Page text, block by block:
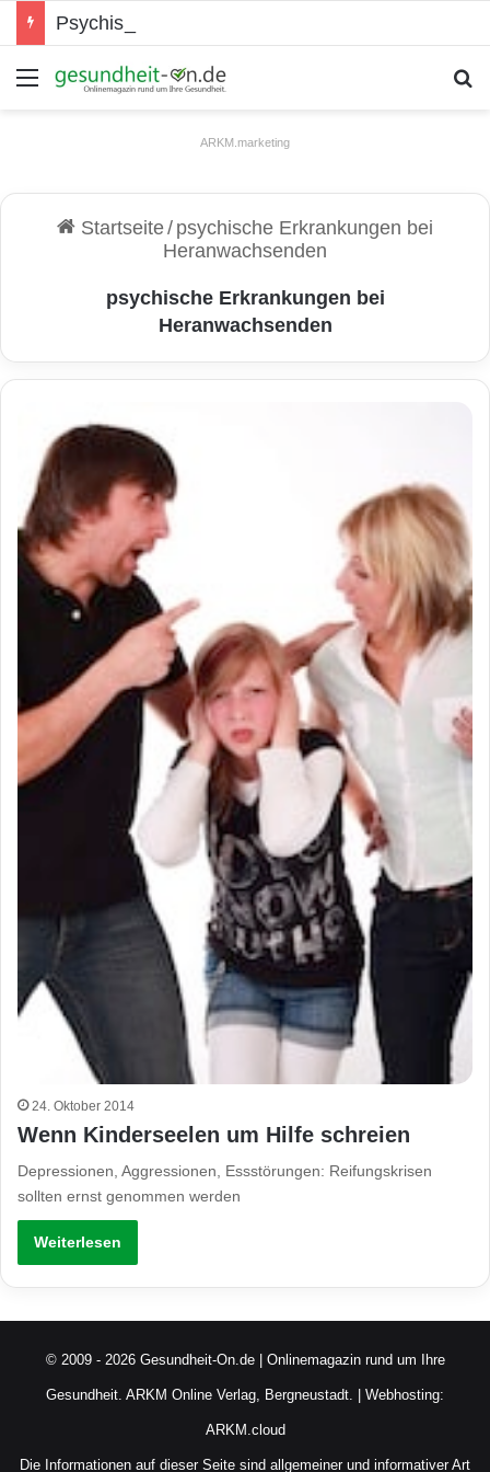
Psychische Gesundheit bei Jugendlichen
Menü
ARKM.marketing
Startseite/ psychische Erkrankungen bei
Heranwachsenden
psychische Erkrankungen bei
Heranwachsenden
24. Oktober 2014
Wenn Kinderseelen um Hilfe schreien
Depressionen, Aggressionen, Essstörungen: Reifungskrisen
sollten ernst genommen werden
Weiterlesen
© 2009 - 2026 Gesundheit-On.de | Onlinemagazin rund um Ihre
Gesundheit. ARKM Online Verlag, Bergneustadt. | Webhosting:
ARKM.cloud
Die Informationen auf dieser Seite sind allgemeiner und informativer Art